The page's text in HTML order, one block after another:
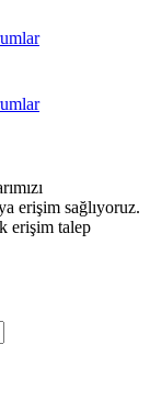
erişim sağlıyoruz.
erişim talep